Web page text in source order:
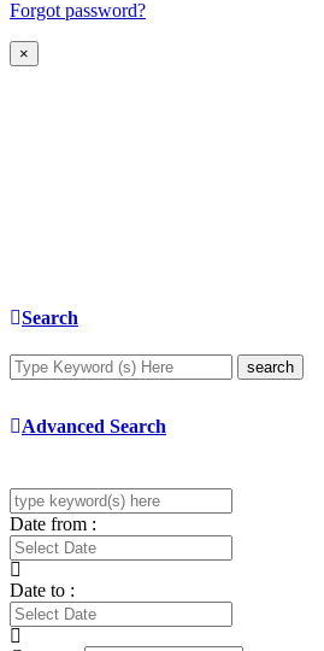
Forgot password?
×
Search
search
Advanced Search
Date from :
Date to :